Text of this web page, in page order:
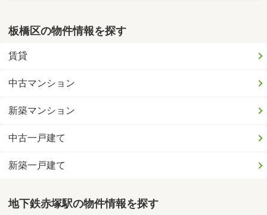
板橋区の物件情報を探す
賃貸
中古マンション
新築マンション
中古一戸建て
新築一戸建て
地下鉄赤塚駅の物件情報を探す